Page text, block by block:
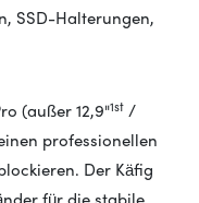
SSD-Halterungen,
(außer 12,9"1st /
professionellen
Der Käfig